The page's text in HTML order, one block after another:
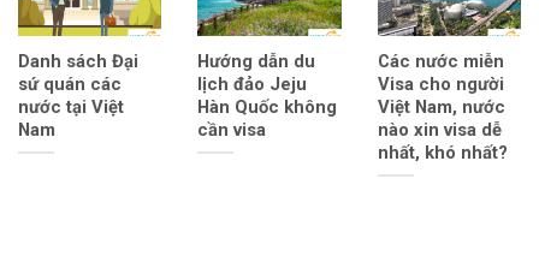
Danh sách Đại
sứ quán các
nước tại Việt
Nam
Hướng dẫn du
lịch đảo Jeju
Hàn Quốc không
cần visa
Các nước miễn
Visa cho người
Việt Nam, nước
nào xin visa dễ
nhất, khó nhất?